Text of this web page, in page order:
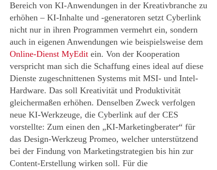
Bereich von KI-Anwendungen in der Kreativbranche zu
erhöhen – KI-Inhalte und -generatoren setzt Cyberlink
nicht nur in ihren Programmen vermehrt ein, sondern
auch in eigenen Anwendungen wie beispielsweise dem
Online-Dienst MyEdit ein. Von der Kooperation
verspricht man sich die Schaffung eines ideal auf diese
Dienste zugeschnittenen Systems mit MSI- und Intel-
Hardware. Das soll Kreativität und Produktivität
gleichermaßen erhöhen. Denselben Zweck verfolgen
neue KI-Werkzeuge, die Cyberlink auf der CES
vorstellte: Zum einen den „KI-Marketingberater“ für
das Design-Werkzeug Promeo, welcher unterstützend
bei der Findung von Marketingstrategien bis hin zur
Content-Erstellung wirken soll. Für die